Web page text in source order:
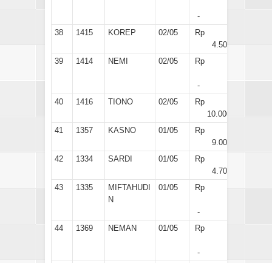
-
38
1415 KOREP 02/05
Rp
4.500
39
1414 NEMI 02/05 Rp
-
40
1416 TIONO 02/05
Rp
10.000
41
1357 KASNO 01/05
Rp
9.000
42
1334 SARDI 01/05
Rp
4.700
43
1335
MIFTAHUDI
N
01/05 Rp
-
44
1369 NEMAN 01/05 Rp
-